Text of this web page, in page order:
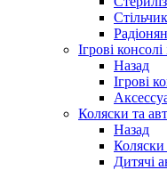
Ігрові
Назад
Ігрові
Коляски та
Назад
Коляски
Дитячі